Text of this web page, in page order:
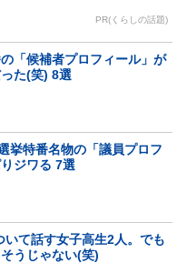
PR(くらしの話題)
「候補者プロフィール」が
た(笑) 8選
挙特番名物の「議員プロフ
ジワる 7選
いて話す女子高生2人。でも
うじゃない(笑)